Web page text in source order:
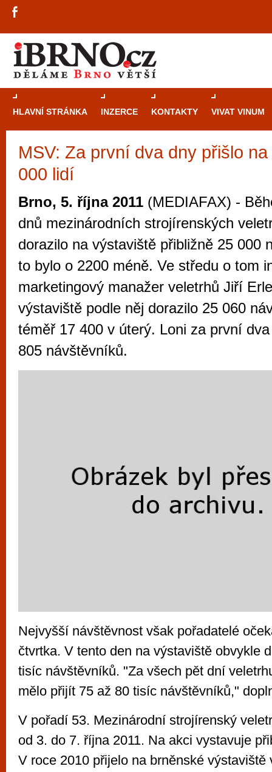
HLAVNÍ STRÁNKA INZERCE KONTAKTY VIVAT VINUM
MSV: Za první dva dny přišlo
000 lidí
Brno, 5. října 2011 (MEDIAFAX) -
dnů mezinárodních strojírenských
dorazilo na výstaviště přibližně 25 000
to bylo o 2200 méně. Ve středu o tom
marketingový manažer veletrhů Jiří
výstaviště podle něj dorazilo 25 060
téměř 17 400 v úterý. Loni za první
805 návštěvníků.
Nejvyšší návštěvnost však pořadatelé
čtvrtka. V tento den na výstaviště obvykle
tisíc návštěvníků. "Za všech pět dní
mělo přijít 75 až 80 tisíc návštěvníků,"
V pořadí 53. Mezinárodní strojírenský
od 3. do 7. října 2011. Na akci vystavuje
V roce 2010 přijelo na brněnské výstaviště
Průvodce
Brno je
zajímavé
restaurace,
Mimo jiné je ale také místem, kde si
vyzkoušet různé kasinové hry. V
metropoli naleznete širokou nabídku her
po moderní automaty jak pro pravidelné
příležitostné hráče. V...